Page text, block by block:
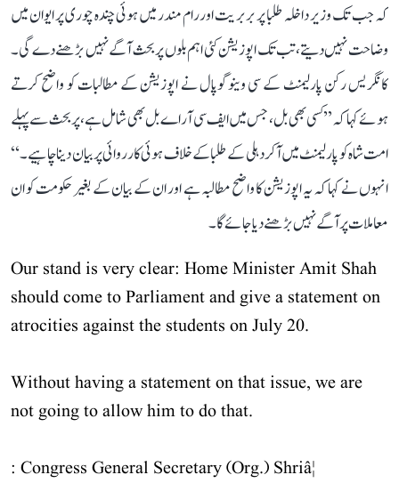
کہ جب تک وزیر داخلہ طلبا پر بربریت اور رام مندر میں ہوئی چندہ چوری پر ایوان میں
وضاحت نہیں دیتے، تب تک اپوزیشن کئی اہم بلوں پر بحث آگے نہیں بڑھنے دے گی۔
کانگریس رکن پارلیمنٹ کے سی وینوگوپال نے اپوزیشن کے مطالبات کو واضح کرتے
ہوئے کہا کہ ’’کسی بھی بل، جس میں ایف سی آر اے بل بھی شامل ہے، پر بحث سے پہلے
امت شاہ کو پارلیمنٹ میں آکر دہلی کے طلبا کے خلاف ہوئی کارروائی پر بیان دینا چاہیے۔‘‘
انہوں نے کہا کہ یہ اپوزیشن کا واضح مطالبہ ہے اور ان کے بیان کے بغیر حکومت کو ان
معاملات پر آگے نہیں بڑھنے دیا جائے گا۔
Our stand is very clear: Home Minister Amit Shah
should come to Parliament and give a statement on
atrocities against the students on July 20.
Without having a statement on that issue, we are
not going to allow him to do that.
: Congress General Secretary (Org.) Shriâ¦